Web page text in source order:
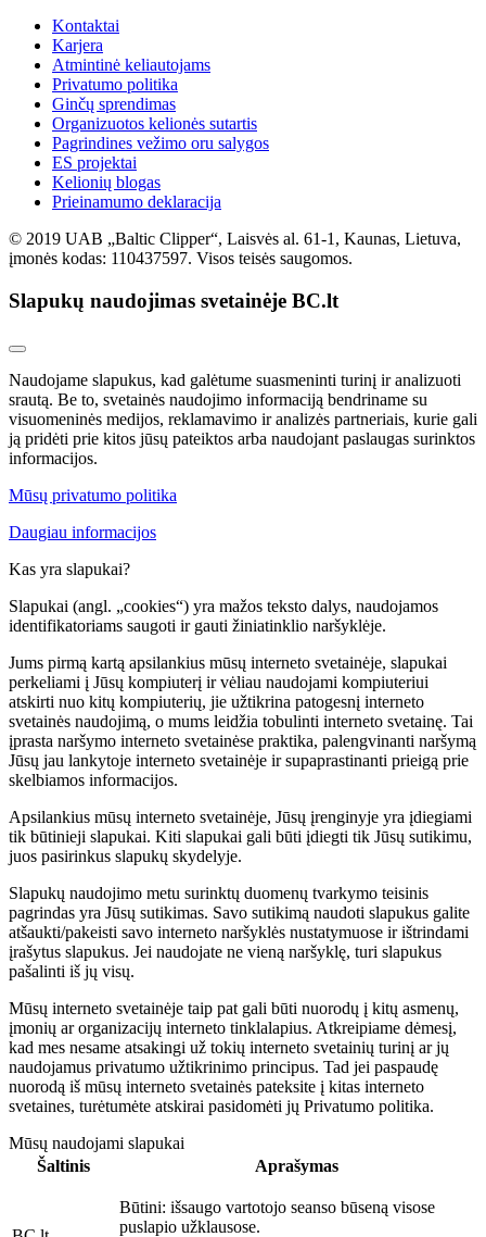
Kontaktai
Karjera
Atmintinė keliautojams
Privatumo politika
Ginčų sprendimas
Organizuotos kelionės sutartis
Pagrindines vežimo oru salygos
ES projektai
Kelionių blogas
Prieinamumo deklaracija
© 2019 UAB „Baltic Clipper“, Laisvės al. 61-1, Kaunas, Lietuva,
įmonės kodas: 110437597. Visos teisės saugomos.
Slapukų naudojimas svetainėje BC.lt
Naudojame slapukus, kad galėtume suasmeninti turinį ir analizuoti
srautą. Be to, svetainės naudojimo informaciją bendriname su
visuomeninės medijos, reklamavimo ir analizės partneriais, kurie gali
ją pridėti prie kitos jūsų pateiktos arba naudojant paslaugas surinktos
informacijos.
Mūsų privatumo politika
Daugiau informacijos
Kas yra slapukai?
Slapukai (angl. „cookies“) yra mažos teksto dalys, naudojamos
identifikatoriams saugoti ir gauti žiniatinklio naršyklėje.
Jums pirmą kartą apsilankius mūsų interneto svetainėje, slapukai
perkeliami į Jūsų kompiuterį ir vėliau naudojami kompiuteriui
atskirti nuo kitų kompiuterių, jie užtikrina patogesnį interneto
svetainės naudojimą, o mums leidžia tobulinti interneto svetainę. Tai
įprasta naršymo interneto svetainėse praktika, palengvinanti naršymą
Jūsų jau lankytoje interneto svetainėje ir supaprastinanti prieigą prie
skelbiamos informacijos.
Apsilankius mūsų interneto svetainėje, Jūsų įrenginyje yra įdiegiami
tik būtinieji slapukai. Kiti slapukai gali būti įdiegti tik Jūsų sutikimu,
juos pasirinkus slapukų skydelyje.
Slapukų naudojimo metu surinktų duomenų tvarkymo teisinis
pagrindas yra Jūsų sutikimas. Savo sutikimą naudoti slapukus galite
atšaukti/pakeisti savo interneto naršyklės nustatymuose ir ištrindami
įrašytus slapukus. Jei naudojate ne vieną naršyklę, turi slapukus
pašalinti iš jų visų.
Mūsų interneto svetainėje taip pat gali būti nuorodų į kitų asmenų,
įmonių ar organizacijų interneto tinklalapius. Atkreipiame dėmesį,
kad mes nesame atsakingi už tokių interneto svetainių turinį ar jų
naudojamus privatumo užtikrinimo principus. Tad jei paspaudę
nuorodą iš mūsų interneto svetainės pateksite į kitas interneto
svetaines, turėtumėte atskirai pasidomėti jų Privatumo politika.
Mūsų naudojami slapukai
Šaltinis
Aprašymas
Būtini: išsaugo vartotojo seanso būseną visose
puslapio užklausose.